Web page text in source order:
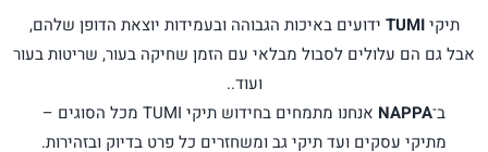
תיקיTUMI ידועים באיכות הגבוהה ובעמידות יוצאת הדופן שלהם,
אבל גם הם עלולים לסבול מבלאי עם הזמן שחיקה בעור, שריטות בעור
ועוד..
ב־NAPPA אנחנו מתמחים בחידוש תיקי TUMI מכל הסוגים –
מתיקי עסקים ועד תיקי גב ומשחזרים כל פרט בדיוק ובזהירות.